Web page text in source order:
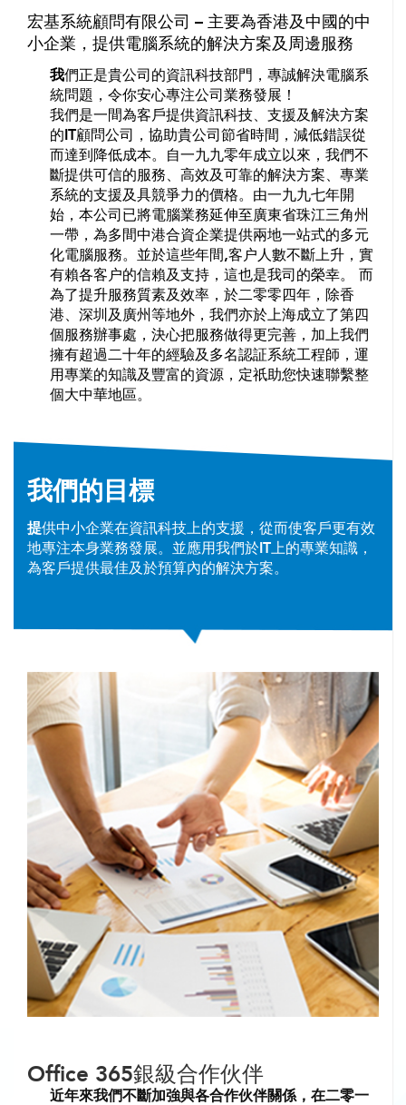
宏基系統顧問有限公司 – 主要為香港及中國的中
小企業，提供電腦系統的解決方案及周邊服務
我們正是貴公司的資訊科技部門，專誠解決電腦系
統問題，令你安心專注公司業務發展！
我們是一間為客戶提供資訊科技、支援及解決方案
的IT顧問公司，協助貴公司節省時間，減低錯誤從
而達到降低成本。自一九九零年成立以來，我們不
斷提供可信的服務、高效及可靠的解決方案、專業
系統的支援及具競爭力的價格。由一九九七年開
始，本公司已將電腦業務延伸至廣東省珠江三角州
一帶，為多間中港合資企業提供兩地一站式的多元
化電腦服務。並於這些年間,客户人數不斷上升，實
有賴各客户的信賴及支持，這也是我司的榮幸。 而
為了提升服務質素及效率，於二零零四年，除香
港、深圳及廣州等地外，我們亦於上海成立了第四
個服務辦事處，決心把服務做得更完善，加上我們
擁有超過二十年的經驗及多名認証系統工程師，運
用專業的知識及豐富的資源，定祇助您快速聯繫整
個大中華地區。
我們的目標
提供中小企業在資訊科技上的支援，從而使客戶更有效
地專注本身業務發展。並應用我們於IT上的專業知識，
為客戶提供最佳及於預算內的解決方案。
Office 365銀級合作伙伴
近年來我們不斷加強與各合作伙伴關係，在二零一